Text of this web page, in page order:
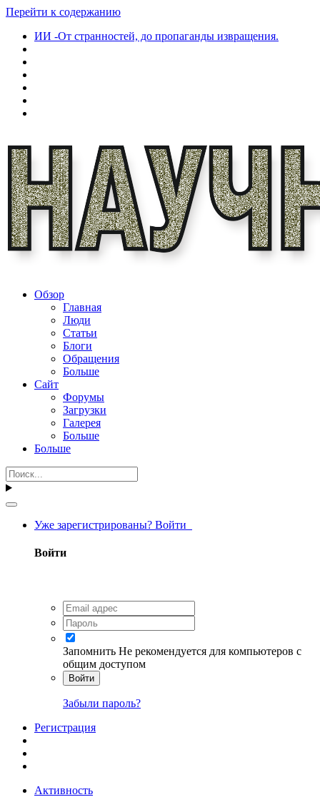
Перейти к содержанию
ИИ -От странностей, до пропаганды извращения.
Обзор
Главная
Люди
Статьи
Блоги
Обращения
Больше
Сайт
Форумы
Загрузки
Галерея
Больше
Больше
Уже зарегистрированы? Войти
Войти
Запомнить Не рекомендуется для компьютеров с
общим доступом
Войти
Забыли пароль?
Регистрация
Активность